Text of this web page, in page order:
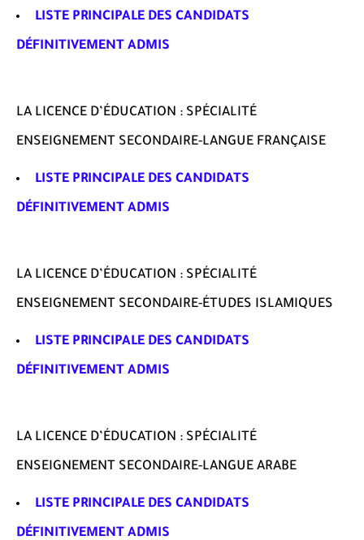
LISTE PRINCIPALE DES CANDIDATS
DÉFINITIVEMENT ADMIS
LA LICENCE D’ÉDUCATION : SPÉCIALITÉ
ENSEIGNEMENT SECONDAIRE-LANGUE FRANÇAISE
LISTE PRINCIPALE DES CANDIDATS
DÉFINITIVEMENT ADMIS
LA LICENCE D’ÉDUCATION : SPÉCIALITÉ
ENSEIGNEMENT SECONDAIRE-ÉTUDES ISLAMIQUES
LISTE PRINCIPALE DES CANDIDATS
DÉFINITIVEMENT ADMIS
LA LICENCE D’ÉDUCATION : SPÉCIALITÉ
ENSEIGNEMENT SECONDAIRE-LANGUE ARABE
LISTE PRINCIPALE DES CANDIDATS
DÉFINITIVEMENT ADMIS